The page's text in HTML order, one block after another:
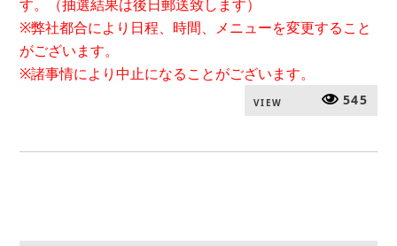
す。（抽選結果は後日郵送致します）
※弊社都合により日程、時間、メニューを変更すること
がございます。
※諸事情により中止になることがございます。
VIEW 545